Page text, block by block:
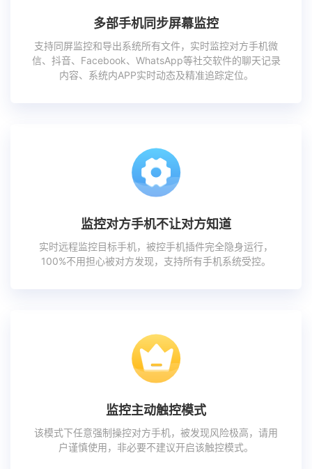
多部手机同步屏幕监控
支持同屏监控和导出系统所有文件，实时监控对方手机微
信、抖音、Facebook、WhatsApp等社交软件的聊天记录
内容、系统内APP实时动态及精准追踪定位。
监控对方手机不让对方知道
实时远程监控目标手机，被控手机插件完全隐身运行，
100%不用担心被对方发现，支持所有手机系统受控。
监控主动触控模式
该模式下任意强制操控对方手机，被发现风险极高，请用
户谨慎使用，非必要不建议开启该触控模式。